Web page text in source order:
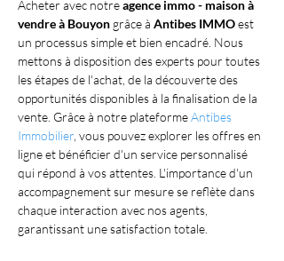
Acheter avec notre agence immo - maison à
vendre à Bouyon grâce à Antibes IMMO est
un processus simple et bien encadré. Nous
mettons à disposition des experts pour toutes
les étapes de l'achat, de la découverte des
opportunités disponibles à la finalisation de la
vente. Grâce à notre plateforme Antibes
Immobilier , vous pouvez explorer les offres en
ligne et bénéficier d'un service personnalisé
qui répond à vos attentes. L'importance d'un
accompagnement sur mesure se reflète dans
chaque interaction avec nos agents,
garantissant une satisfaction totale.